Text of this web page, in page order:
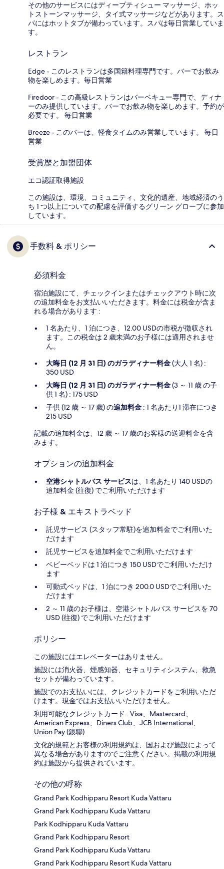
その他のサービスにはディープティシュー マッサージ、ホッ
トストーンマッサージ、タイ式マッサージなどがあります。ス
パにはホットタブが備わっています。スパは毎日営業していま
す。
レストラン
Edge - このレストランは多国籍料理専門です。バーでお飲み
物を楽しめます。毎日営業
Firedoor - この高級レストランはバーベキュー専門で、ディナ
ーのみ提供しています。バーでお飲み物を楽しめます。予約が
必要です。 毎日営業
Breeze - このバーは、軽食タイムのみ営業しています。 毎日
営業
受賞歴と加盟団体
エコ認証取得施設
この施設は、環境、コミュニティ、文化的遺産、地域経済のう
ち 1 つ以上についての配慮を評価するグリーン グローブに参加
しています。
手数料 & ポリシー
必須料金
宿泊施設にて、チェックインまたはチェックアウト時に次
の追加料金をお支払いいただきます。料金には税金が含ま
れる場合があります :
1 名あたり、1 泊につき、12.00 USDの市税が徴収され
ます。この税金は 2 歳未満のお子様には適用されませ
ん。
大晦日 (12 月 31 日) のガラディナー料金(大人 1 名) :
350 USD
大晦日 (12 月 31 日) のガラディナー料金(3 ～ 11 歳 の子
供 1 名) : 175 USD
子供 (12 歳 ～ 17 歳) の追加料金 : 1 名あたり1 滞在につき
215 USD
記載の追加料金は、12 歳 ～ 17 歳のお客様の送迎料金を含
みます。
オプションの追加料金
空港シャトルバス サービスは、1 名あたり 140 USDの
追加料金 (往復) でご利用いただけます
お子様 & エキストラベッド
託児サービス (スタッフ常駐)を追加料金でご利用いた
だけます
託児サービスを追加料金でご利用いただけます
ベビーベッドは 1 泊につき 150 USDでご利用いただけ
ます
可動式ベッドは、1 泊につき 200.0 USDでご利用いた
だけます
2 ～ 11 歳のお子様は、空港シャトルバス サービスを 70
USD (往復) でご利用いただけます
ポリシー
この施設にはエレベーターはありません。
施設には消火器、煙感知器、セキュリティシステム、救急
セットが備わっています。
施設でのお支払いには、クレジットカードをご利用いただ
けます。現金ではお支払いいただけません。
利用可能なクレジットカード : Visa、Mastercard、
American Express、Diners Club、JCB International、
Union Pay (銀聯)
文化的規範とお客様の利用規約は、国および施設によって
異なる場合がありますのでご注意ください。掲載の利用規
約は施設から提供されています。
その他の呼称
Grand Park Kodhipparu Resort Kuda Vattaru
Grand Park Kodhipparu Kuda Vattaru
Park Kodhipparu Kuda Vattaru
Grand Park Kodhipparu Resort
Grand Park Kodhipparu Kuda Vattaru
Grand Park Kodhipparu Resort Kuda Vattaru